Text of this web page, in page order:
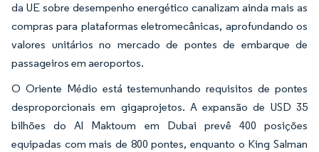
da UE sobre desempenho energético canalizam ainda mais as
compras para plataformas eletromecânicas, aprofundando os
valores unitários no mercado de pontes de embarque de
passageiros em aeroportos.
O Oriente Médio está testemunhando requisitos de pontes
desproporcionais em gigaprojetos. A expansão de USD 35
bilhões do Al Maktoum em Dubai prevê 400 posições
equipadas com mais de 800 pontes, enquanto o King Salman